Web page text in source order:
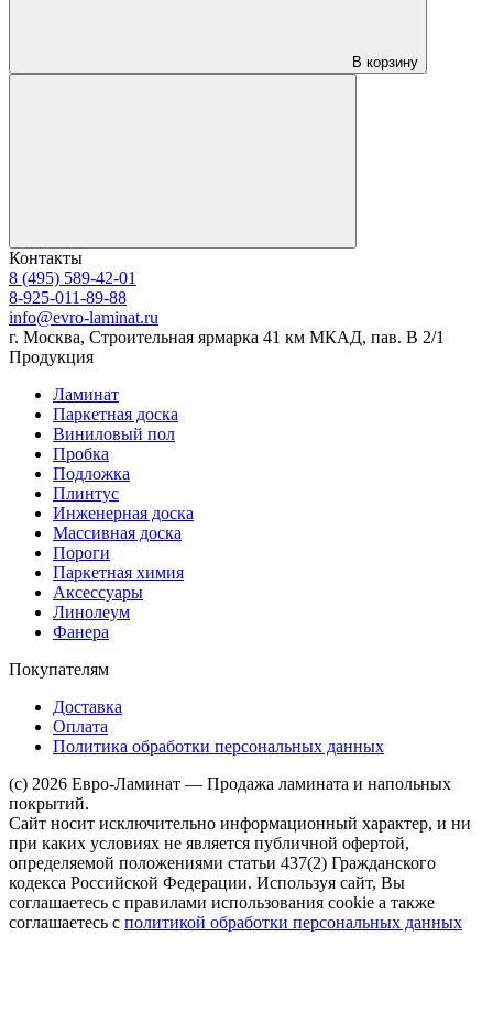
В корзину
Контакты
8 (495) 589-42-01
8-925-011-89-88
info@evro-laminat.ru
г. Москва, Строительная ярмарка 41 км МКАД, пав. В 2/1
Продукция
Ламинат
Паркетная доска
Виниловый пол
Пробка
Подложка
Плинтус
Инженерная доска
Массивная доска
Пороги
Паркетная химия
Аксессуары
Линолеум
Фанера
Покупателям
Доставка
Оплата
Политика обработки персональных данных
(c) 2026 Евро-Ламинат — Продажа ламината и напольных
покрытий.
Сайт носит исключительно информационный характер, и ни
при каких условиях не является публичной офертой,
определяемой положениями статьи 437(2) Гражданского
кодекса Российской Федерации. Используя сайт, Вы
соглашаетесь с правилами использования cookie а также
соглашаетесь с политикой обработки персональных данных